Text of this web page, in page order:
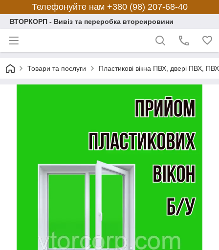
Телефонуйте нам +380 (98) 207-68-40
ВТОРКОРП - Вивіз та переробка вторсировини
Товари та послуги Пластикові вікна ПВХ, двері ПВХ,